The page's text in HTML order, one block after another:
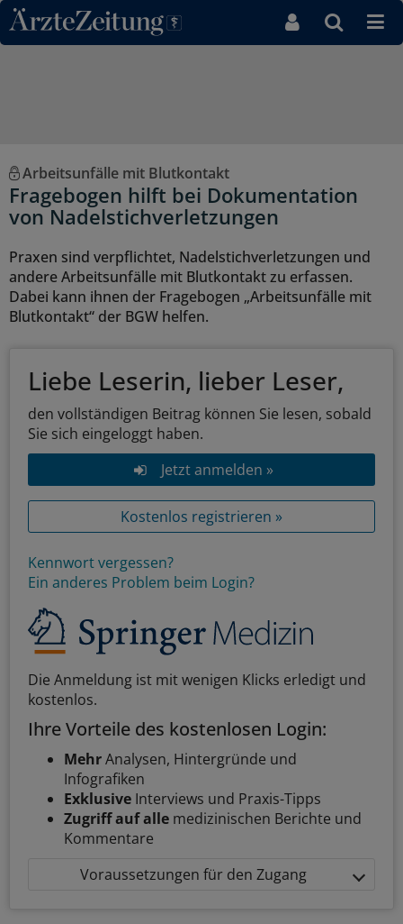
Direkt zum Inhaltsbereich
Arbeitsunfälle mit Blutkontakt
Fragebogen hilft bei Dokumentation
von Nadelstichverletzungen
Praxen sind verpflichtet, Nadelstichverletzungen und
andere Arbeitsunfälle mit Blutkontakt zu erfassen.
Dabei kann ihnen der Fragebogen „Arbeitsunfälle mit
Blutkontakt“ der BGW helfen.
Liebe Leserin, lieber Leser,
den vollständigen Beitrag können Sie lesen, sobald
Sie sich eingeloggt haben.
Jetzt anmelden »
Kostenlos registrieren »
Kennwort vergessen?
Ein anderes Problem beim Login?
Die Anmeldung ist mit wenigen Klicks erledigt und
kostenlos.
Ihre Vorteile des kostenlosen Login:
MehrAnalysen, Hintergründe und
Infografiken
Exklusive Interviews und Praxis-Tipps
Zugriff auf alle medizinischen Berichte und
Kommentare
Voraussetzungen für den Zugang